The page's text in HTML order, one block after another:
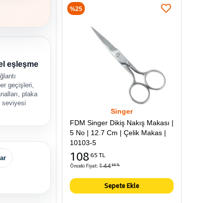
eşleşme
geçişleri,
plaka
seviyesi
Singer
FDM Singer Dikiş Nakış Makası |
5 No | 12.7 Cm | Çelik Makas |
10103-5
108 65 TL
Önceki Fiyat:144 86 TL
Sepete Ekle
%25